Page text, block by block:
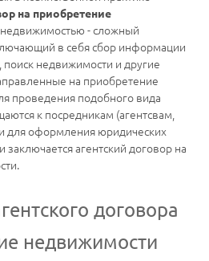
на приобретение
недвижимостью - сложный
в себя сбор информации
недвижимости и другие
на приобретение
проведения подобного вида
к посредникам (агентсвам,
для оформления юридических
агентский договор на
договора
недвижимости